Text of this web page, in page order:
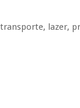
lazer,